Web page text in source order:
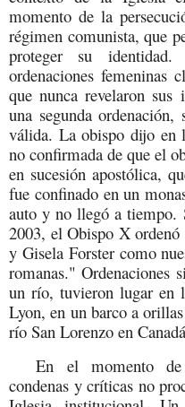
momento de la
régimen comunista, que
proteger su
ordenaciones femeninas
que nunca revelaron sus
una segunda
válida. La obispo dijo en
no confirmada de que el
en sucesión apostólica,
fue confinado en un
auto y no llegó a tiempo.
2003, el Obispo X
y Gisela Forster como
romanas." Ordenaciones
un río, tuvieron lugar en
Lyon, en un barco a
río San Lorenzo en
En el momento
condenas y críticas no